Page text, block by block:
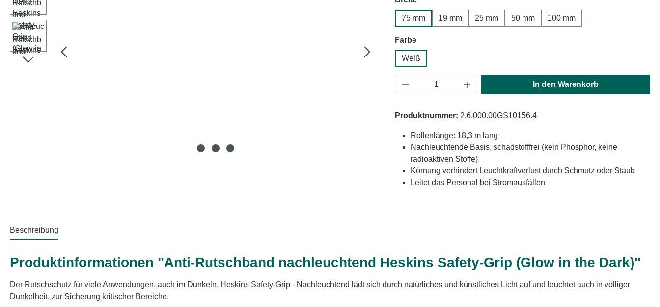
75 mm 19 mm 25 mm 50 mm 100 mm
Farbeauswählen
Weiß
Produkt Anzahl: Gib den gewünschten Wert ein
In den Warenkorb
Produktnummer: 2.6.000.00GS10156.4
Rollenlänge: 18,3 m lang
Nachleuchtende Basis, schadstofffrei (kein Phosphor, keine
radioaktiven Stoffe)
Körnung verhindert Leuchtkraftverlust durch Schmutz oder Staub
Leitet das Personal bei Stromausfällen
Beschreibung
Produktinformationen "Anti-Rutschband nachleuchtend Heskins Safety-Grip (Glow in the Dark)"
Der Rutschschutz für viele Anwendungen, auch im Dunkeln. Heskins Safety-Grip - Nachleuchtend lädt sich durch natürliches und künstliches Licht auf und leuchtet auch in völliger
Dunkelheit, zur Sicherung kritischer Bereiche.